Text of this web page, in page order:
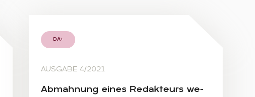
DA+
AUSGABE 4/2021
Ab­mah­nung ei­nes Re­dak­teurs we­